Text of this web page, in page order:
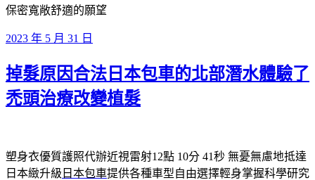
保密寬敞舒適的願望
發
於
2023 年 5 月 31 日
掉髮原因合法日本包車的北部潛水體驗了
禿頭治療改變植髮
塑身衣優質護照代辦近視雷射12點 10分 41秒 無憂無慮地抵達
日本緻升級 日本包車提供各種車型自由選擇輕身掌握科學研究